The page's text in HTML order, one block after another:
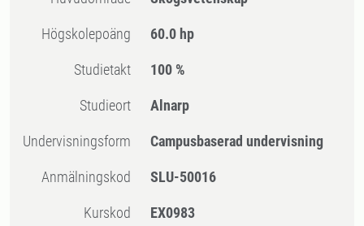
högskolepoäng 60.0 hp
Studietakt 100 %
Studieort Alnarp
Undervisningsform Campusbaserad undervisning
Anmälningskod SLU-50016
Kurskod EX0983